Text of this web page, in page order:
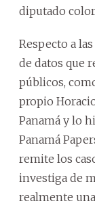
diputado
Respecto a
de datos que
públicos,
propio
Panamá y lo
Panamá
remite los
investiga de
realmente